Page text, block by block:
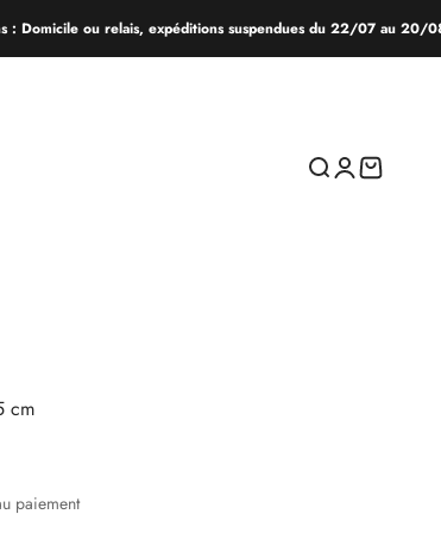
ou relais, expéditions suspendues du 22/07 au 20/08.
Recherche
Connexion
Panier
cm
paiement